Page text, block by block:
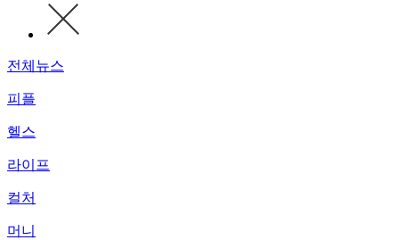
전체뉴스
피플
헬스
라이프
컬처
머니